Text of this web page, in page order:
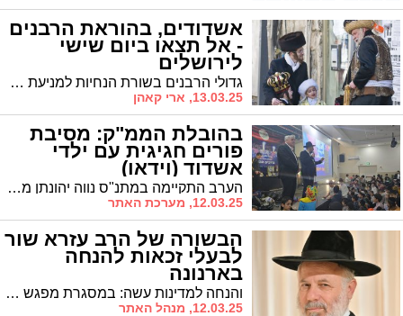
אשדודים, בהוראת הרבנים
- אל תצאו ביום שישי
לירושלים
גדולי הרבנים בשורת הנחיות למניעת חילולי שבת עקב חגיגות פורים שיחולו השנה בערב שבת קודש | המכתבים וההנחיות המלאות בפרסום ראשון
13.03.25, ארי קאהן
בהובלת הממ"ק: מסיבת
פורים חגיגית עם ילדי
אשדוד (וידאו)
הערב התקיימה במתנ"ס נווה יהונתן מסיבת פורים חגיגית ואירוע השקת שיתוף הפעולה בין תנועת הנוער 'בני חיל' ל'מרכז למורשת' בראשות מ"מ ראש העיר ויו"ר שס ר' אבי אמסלם.
12.03.25, מערכת האתר
הבשורה של הרב עזרא שור
לבעלי זכאות להנחה
בארנונה
והנחה למדינות עשה: במסגרת מפגש שיזם הרב עזרא שור במחלקת הגביה, סוכם על שורה של הקלות שיאפשרו לתושבים בעלי הכנסה נמוכה לממש את זכאותם לקבלת הנחה
12.03.25, מנהל האתר